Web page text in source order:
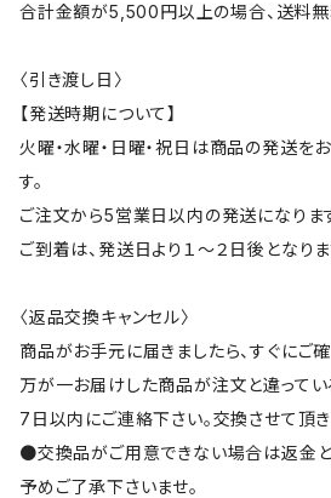
合計金額が5,500円以上の場合、送料無
〈引き渡し日〉
【発送時期について】
火曜・水曜・日曜・祝日は商品の発送を
す。
ご注文から5営業日以内の発送になりま
ご到着は、発送日より１～２日後となりま
〈返品交換キャンセル〉
商品がお手元に届きましたら、すぐにご確
万が一お届けした商品が注文と違って
7日以内にご連絡下さい。交換させて頂き
●交換品がご用意できない場合は返金
予めご了承下さいませ。